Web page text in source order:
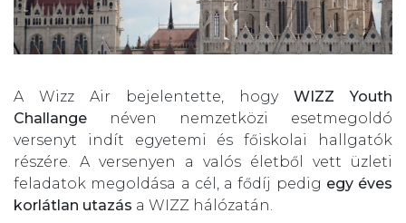
A Wizz Air bejelentette, hogy WIZZ Youth
Challange néven nemzetközi esetmegoldó
versenyt indít egyetemi és főiskolai hallgatók
részére. A versenyen a valós életből vett üzleti
feladatok megoldása a cél, a fődíj pedig egy éves
korlátlan utazás a WIZZ hálózatán.